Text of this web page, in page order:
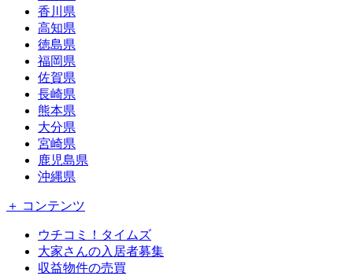
香川県
高知県
徳島県
福岡県
佐賀県
長崎県
熊本県
大分県
宮崎県
鹿児島県
沖縄県
＋ コンテンツ
ウチコミ！タイムズ
大家さんの入居者募集
収益物件の売買